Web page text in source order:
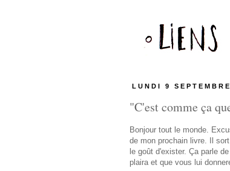
LUNDI 9
"C'est comme ça
Bonjour tout le monde.
de mon prochain livre. Il
le goût d'exister. Ça parle
plaira et que vous lui